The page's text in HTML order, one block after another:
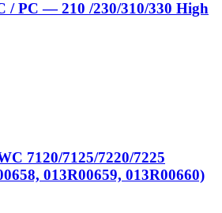
/ PC — 210 /230/310/330 High
7120/7125/7220/7225
013R00659, 013R00660)